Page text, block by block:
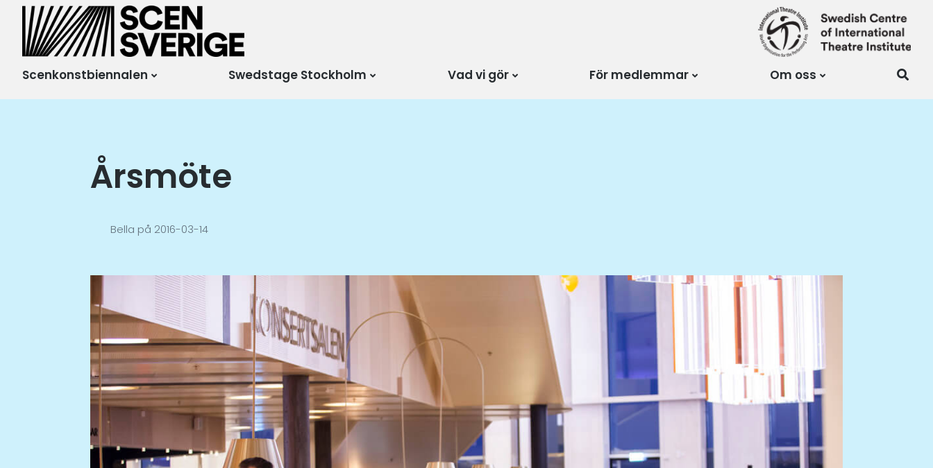
Scensverige
Mötesplats för svensk
och internationell
scenkonst
Scenkonstbiennalen Swedstage Stockholm Vad vi gör För medlemmar Om oss
Årsmöte
Bella på 2016-03-14